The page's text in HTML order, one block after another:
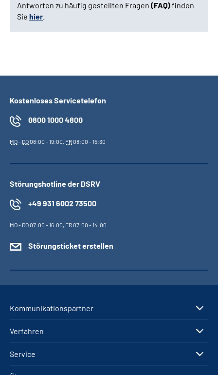
Antworten zu häufig gestellten Fragen (FAQ)finden
Sie hier
Kostenloses Servicetelefon
0800 1000 4800
MO- DO08:00 - 19:00, FR08:00 - 15:30
Störungshotline der DSRV
+49 931 6002 73500
MO- DO07:00 - 16:00, FR07:00 - 14:00
Störungsticket erstellen
Kommunikationspartner
Verfahren
Service